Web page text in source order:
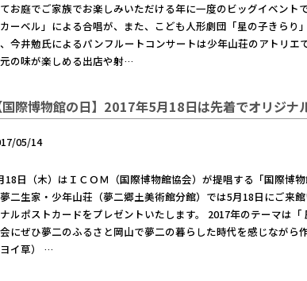
お庭でご家族でお楽しみいただける年に一度のビッグイベント
ーベル」による合唱が、また、こども人形劇団「星の子きら
今井勉氏によるパンフルートコンサートは少年山荘のアトリ
の味が楽しめる出店や射…
国際博物館の日】2017年5月18日は先着でオリジナ
05/14
18日（木）はＩＣＯＭ（国際博物館協会）が提唱する「国際博
二生家・少年山荘（夢二郷土美術館分館）では5月18日にご来
ルポストカードをプレゼントいたします。 2017年のテーマ
にぜひ夢二のふるさと岡山で夢二の暮らした時代を感じなが
イ草） …